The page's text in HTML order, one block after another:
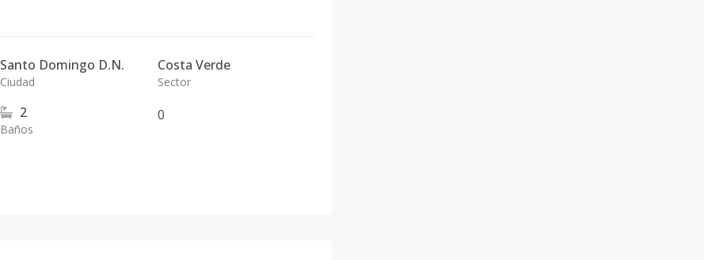
Santo Domingo D.N.
Ciudad
Costa Verde
Sector
2
Baños
0